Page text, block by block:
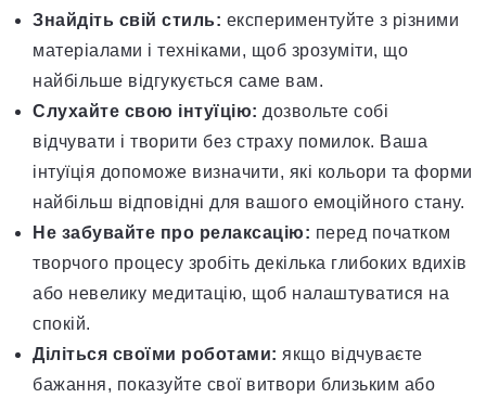
Знайдіть свій стиль: експериментуйте з різними
матеріалами і техніками, щоб зрозуміти, що
найбільше відгукується саме вам.
Слухайте свою інтуїцію: дозвольте собі
відчувати і творити без страху помилок. Ваша
інтуїція допоможе визначити, які кольори та форми
найбільш відповідні для вашого емоційного стану.
Не забувайте про релаксацію: перед початком
творчого процесу зробіть декілька глибоких вдихів
або невелику медитацію, щоб налаштуватися на
спокій.
Діліться своїми роботами: якщо відчуваєте
бажання, показуйте свої витвори близьким або